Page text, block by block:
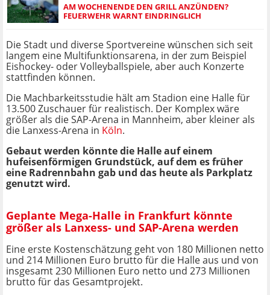
AM WOCHENENDE DEN GRILL ANZÜNDEN?
FEUERWEHR WARNT EINDRINGLICH
Die Stadt und diverse Sportvereine wünschen sich seit
langem eine Multifunktionsarena, in der zum Beispiel
Eishockey- oder Volleyballspiele, aber auch Konzerte
stattfinden können.
Die Machbarkeitsstudie hält am Stadion eine Halle für
13.500 Zuschauer für realistisch. Der Komplex wäre
größer als die SAP-Arena in Mannheim, aber kleiner als
die Lanxess-Arena in Köln.
Gebaut werden könnte die Halle auf einem
hufeisenförmigen Grundstück, auf dem es früher
eine Radrennbahn gab und das heute als Parkplatz
genutzt wird.
Geplante Mega-Halle in Frankfurt könnte
größer als Lanxess- und SAP-Arena werden
Eine erste Kostenschätzung geht von 180 Millionen netto
und 214 Millionen Euro brutto für die Halle aus und von
insgesamt 230 Millionen Euro netto und 273 Millionen
brutto für das Gesamtprojekt.